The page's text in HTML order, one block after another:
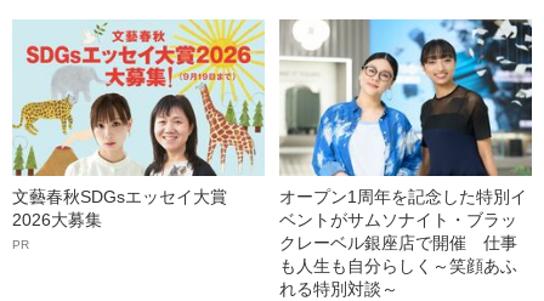
文藝春秋SDGsエッセイ大賞
2026大募集
PR
オープン1周年を記念した特別イ
ベントがサムソナイト・ブラッ
クレーベル銀座店で開催 仕事
も人生も自分らしく～笑顔あふ
れる特別対談～